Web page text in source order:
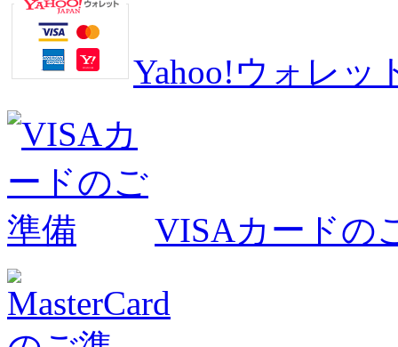
Yahoo!ウォレッ
VISAカードの